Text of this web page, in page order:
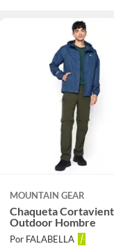
MOUNTAIN GEAR
Chaqueta
Outdoor Hombre
Por FALABELLA